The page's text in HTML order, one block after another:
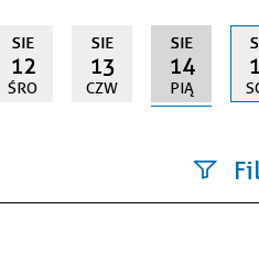
SIE
12
ŚRO
SIE
13
CZW
SIE
14
PIĄ